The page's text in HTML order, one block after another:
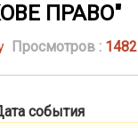
ПРАВО"
Просмотров : 1482
события